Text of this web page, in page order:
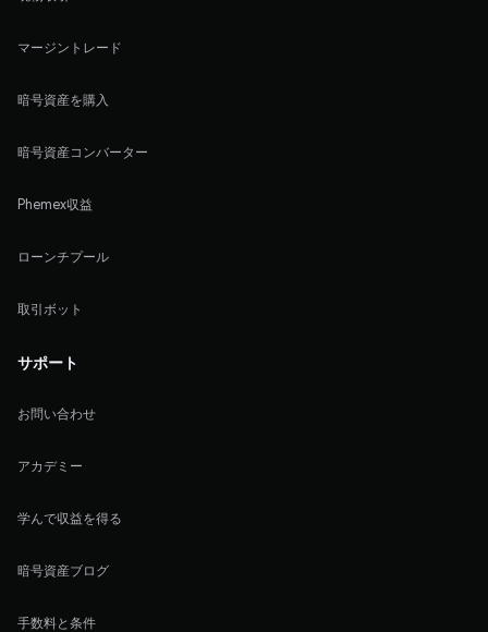
マージントレード
暗号資産を購入
暗号資産コンバーター
Phemex収益
ローンチプール
取引ボット
サポート
お問い合わせ
アカデミー
学んで収益を得る
暗号資産ブログ
手数料と条件